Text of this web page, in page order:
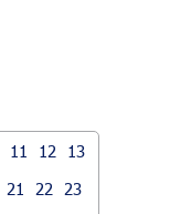
11 12
13
21 22
23